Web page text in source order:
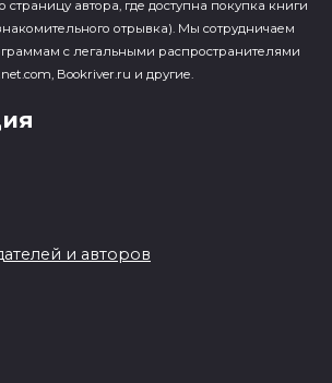
автора, где доступна покупка книги
отрывка). Мы сотрудничаем
с легальными распространителями
Bookriver.ru и другие.
и авторов